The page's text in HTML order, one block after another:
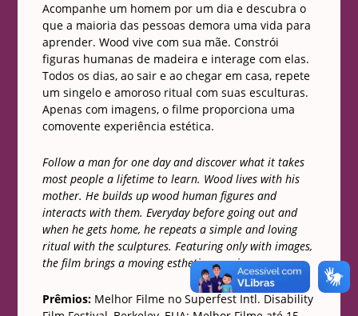
Acompanhe um homem por um dia e descubra o
que a maioria das pessoas demora uma vida para
aprender. Wood vive com sua mãe. Constrói
figuras humanas de madeira e interage com elas.
Todos os dias, ao sair e ao chegar em casa, repete
um singelo e amoroso ritual com suas esculturas.
Apenas com imagens, o filme proporciona uma
comovente experiência estética.
Follow a man for one day and discover what it takes
most people a lifetime to learn. Wood lives with his
mother. He builds up wood human figures and
interacts with them. Everyday before going out and
when he gets home, he repeats a simple and loving
ritual with the sculptures. Featuring only with images,
the film brings a moving esthetic experience.
Prêmios: Melhor Filme no Superfest Intl. Disability